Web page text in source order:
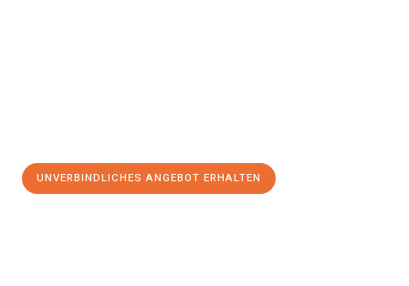
UNVERBINDLICHES ANGEBOT ERHALTEN